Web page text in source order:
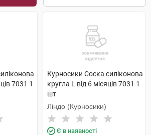
7031 1
Курносики Соска силіконова
кругла L від 6 місяців 7031 1
шт
Ліндо (Курносики)
Є в наявності